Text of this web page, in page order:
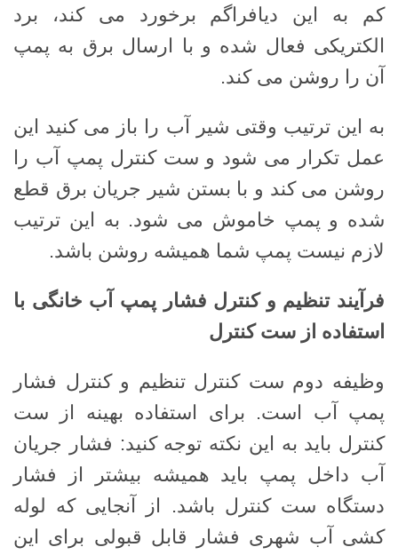
کم به این دیافراگم برخورد می کند، برد
الکتریکی فعال شده و با ارسال برق به پمپ
آن را روشن می کند.
به این ترتیب وقتی شیر آب را باز می کنید این
عمل تکرار می شود و ست کنترل پمپ آب را
روشن می کند و با بستن شیر جریان برق قطع
شده و پمپ خاموش می شود. به این ترتیب
لازم نیست پمپ شما همیشه روشن باشد.
فرآیند تنظیم و کنترل فشار پمپ آب خانگی با
استفاده از ست کنترل
وظیفه دوم ست کنترل تنظیم و کنترل فشار
پمپ آب است. برای استفاده بهینه از ست
کنترل باید به این نکته توجه کنید: فشار جریان
آب داخل پمپ باید همیشه بیشتر از فشار
دستگاه ست کنترل باشد. از آنجایی که لوله
کشی آب شهری فشار قابل قبولی برای این